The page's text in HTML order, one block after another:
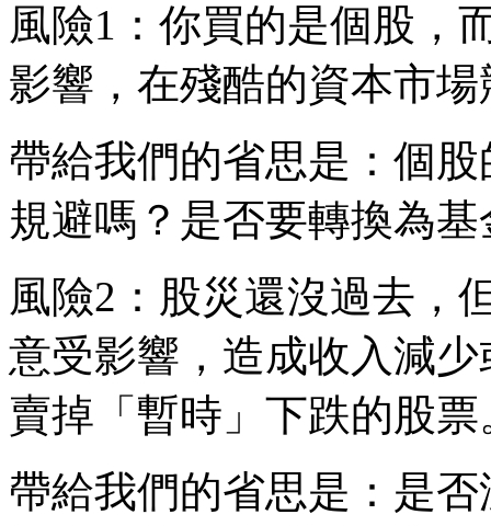
風險1：你買的是個股，
影響，在殘酷的資本市
帶給我們的省思是：個
規避嗎？是否要轉換為
風險2：股災還沒過去，
意受影響，造成收入減
賣掉「暫時」下跌的股票
帶給我們的省思是：是